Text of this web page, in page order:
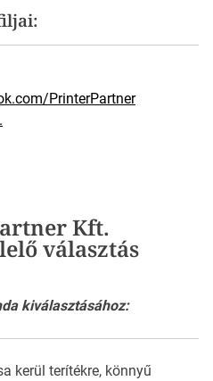
PrinterPartner
Kft.
választás
kiválasztásához:
kerül terítékre, könnyű